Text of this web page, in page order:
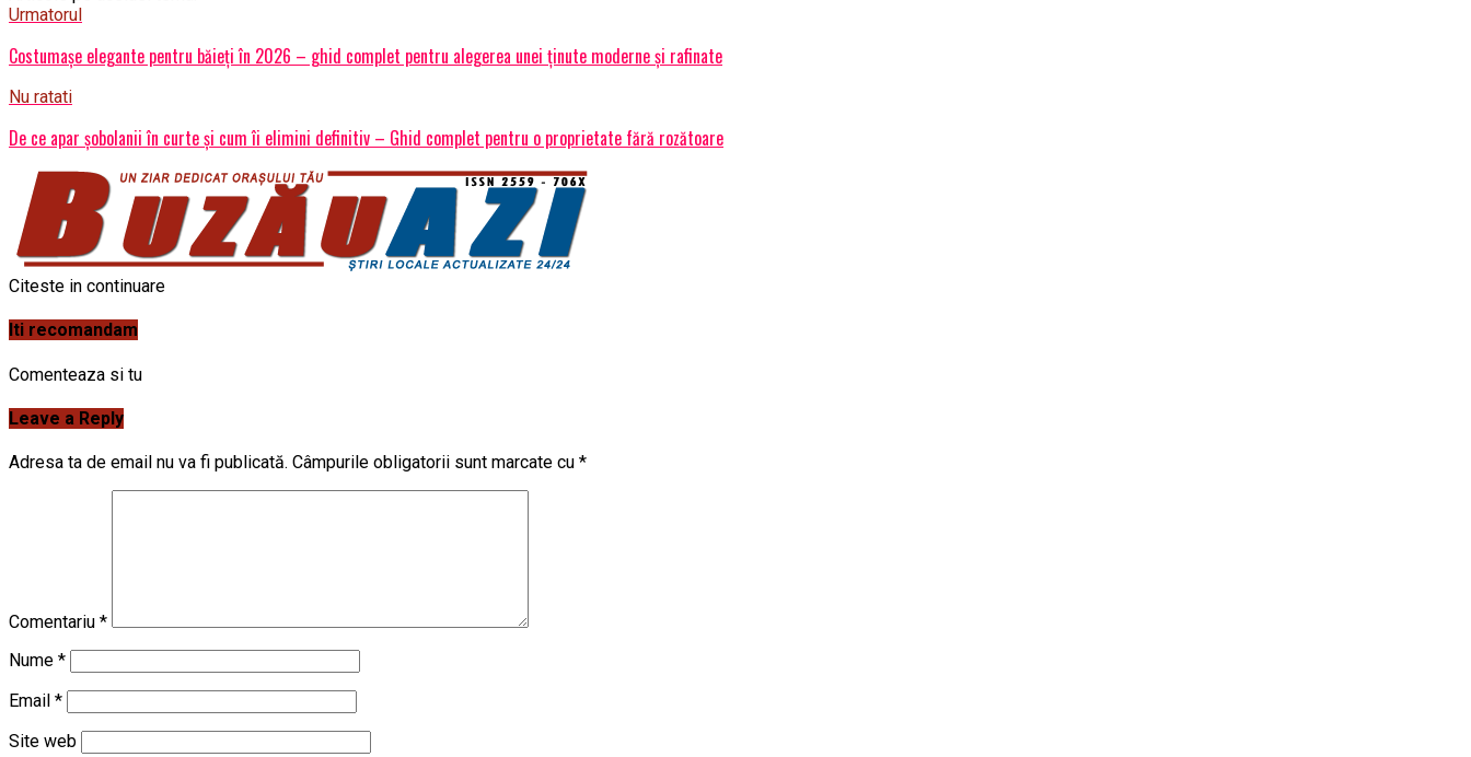
Urmatorul
Costumașe elegante pentru băieți în 2026 – ghid complet pentru alegerea unei ținute moderne și rafinate
Nu ratati
De ce apar șobolanii în curte și cum îi elimini definitiv – Ghid complet pentru o proprietate fără rozătoare
Citeste in continuare
Iti recomandam
Comenteaza si tu
Leave a Reply
Adresa ta de email nu va fi publicată. Câmpurile obligatorii sunt marcate cu *
Comentariu *
Nume *
Email *
Site web